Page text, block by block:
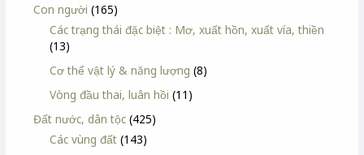
Con người (165)
Các trạng thái đặc biệt : Mơ, xuất hồn, xuất vía, thiền
(13)
Cơ thể vật lý & năng lượng (8)
Vòng đầu thai, luân hồi (11)
Đất nước, dân tộc (425)
Các vùng đất (143)